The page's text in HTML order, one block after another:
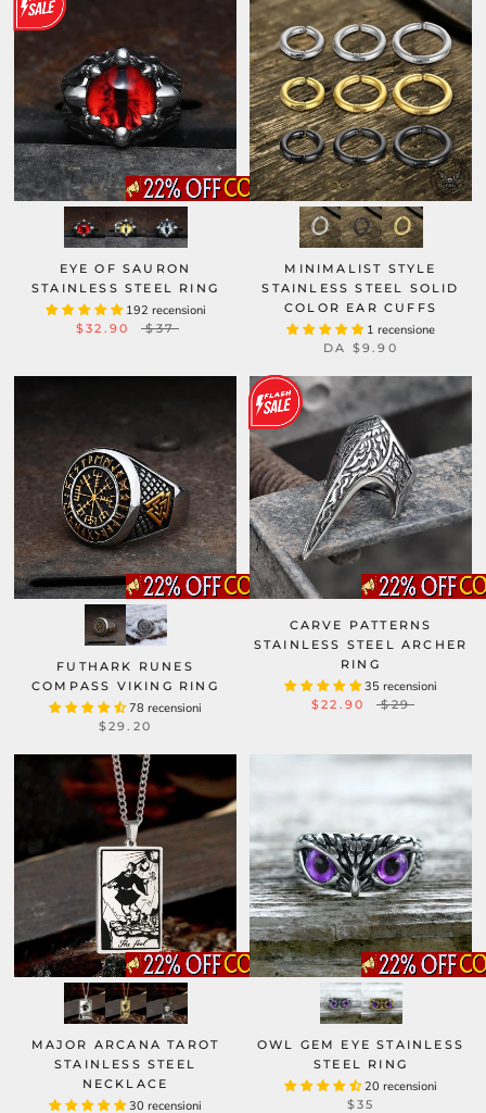
EYE OF SAURON
STAINLESS STEEL RING
192 recensioni
$32.90 $37
MINIMALIST STYLE
STAINLESS STEEL SOLID
COLOR EAR CUFFS
1 recensione
DA $9.90
FUTHARK RUNES
COMPASS VIKING RING
78 recensioni
$29.20
CARVE PATTERNS
STAINLESS STEEL ARCHER
RING
35 recensioni
$22.90 $29
MAJOR ARCANA TAROT
STAINLESS STEEL
NECKLACE
30 recensioni
OWL GEM EYE STAINLESS
STEEL RING
20 recensioni
$35